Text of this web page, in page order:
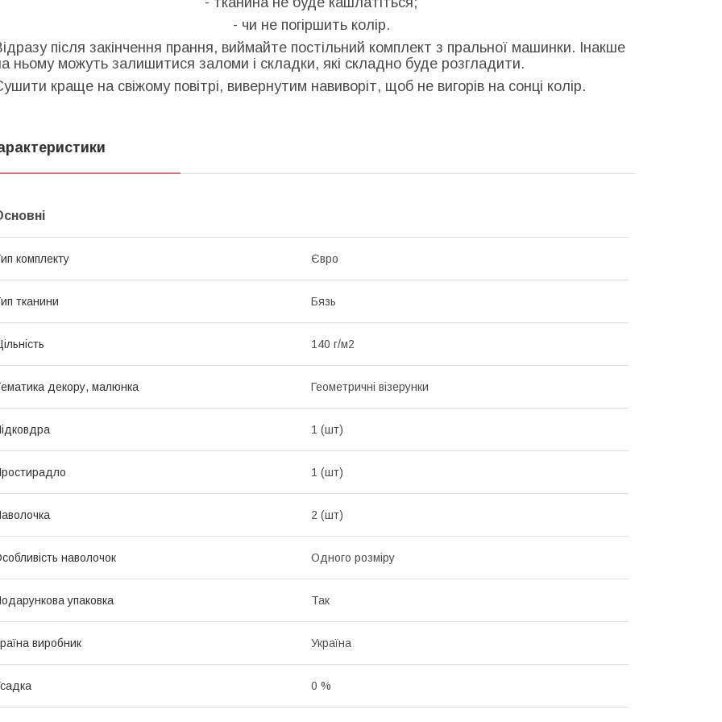
- чи не погіршить колір.
після закінчення прання, виймайте постільний комплект з пральної машинки. Інакше
ньому можуть залишитися заломи і складки, які складно буде розгладити.
краще на свіжому повітрі, вивернутим навиворіт, щоб не вигорів на сонці колір.
комплекту Євро
тканини Бязь
140 г/м2
декору, малюнка Геометричні візерунки
1 (шт)
1 (шт)
2 (шт)
наволочок Одного розміру
упаковка Так
виробник Україна
0 %